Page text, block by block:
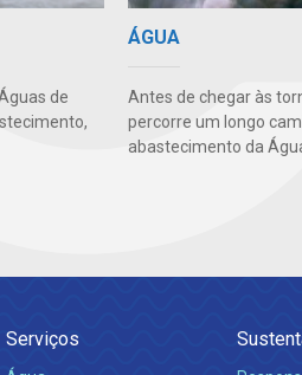
de
ÁGUA
Antes de chegar às
percorre um longo
abastecimento da
Serviços